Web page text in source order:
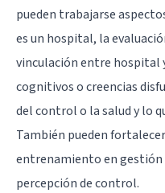
pueden trabajarse
es un hospital, la
vinculación entre hospital
cognitivos o creencias
del control o la salud y lo
También pueden
entrenamiento en
percepción de control.